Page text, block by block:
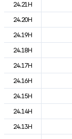
24.21H
24.20H
24.19H
24.18H
24.17H
24.16H
24.15H
24.14H
24.13H